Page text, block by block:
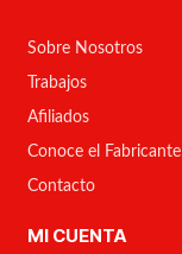
Sobre Nosotros
Trabajos
Afiliados
Conoce el Fabricante
Contacto
MI CUENTA